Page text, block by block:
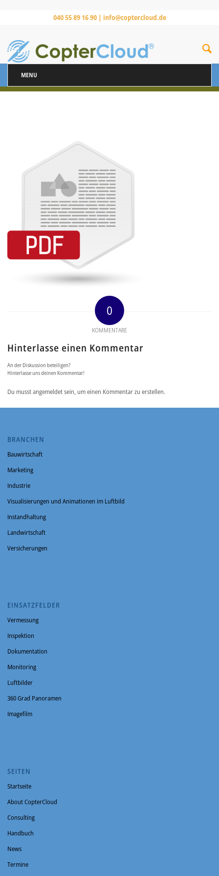
040 55 89 16 90 | info@coptercloud.de
MENU
0
KOMMENTARE
Hinterlasse einen Kommentar
An der Diskussion beteiligen?
Hinterlasse uns deinen Kommentar!
Du musst angemeldet sein, um einen Kommentar zu erstellen.
BRANCHEN
Bauwirtschaft
Marketing
Industrie
Visualisierungen und Animationen im Luftbild
Instandhaltung
Landwirtschaft
Versicherungen
EINSATZFELDER
Vermessung
Inspektion
Dokumentation
Monitoring
Luftbilder
360 Grad Panoramen
Imagefilm
SEITEN
Startseite
About CopterCloud
Consulting
Handbuch
News
Termine